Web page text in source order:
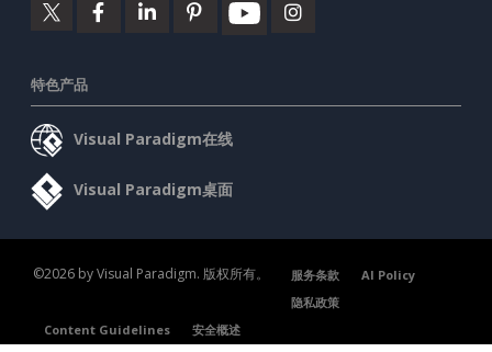
特色产品
Visual Paradigm在线
Visual Paradigm桌面
©2026 by Visual Paradigm. 版权所有。 服务条款
AI Policy
隐私政策
Content Guidelines
安全概述